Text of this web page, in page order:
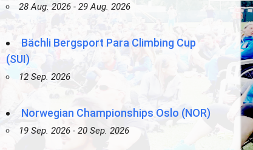
28 Aug. 2026 - 29 Aug. 2026
Bächli Bergsport Para Climbing Cup
(SUI)
12 Sep. 2026
Norwegian Championships Oslo (NOR)
19 Sep. 2026 - 20 Sep. 2026